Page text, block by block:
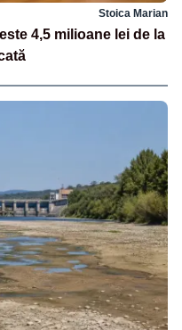
Stoica Marian
4,5 milioane lei de la